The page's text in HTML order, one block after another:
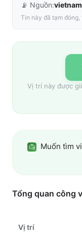
📡 Nguồn:
Tin này đã tạm
Vị trí này được
Muốn tìm
Tổng quan công
Vị trí